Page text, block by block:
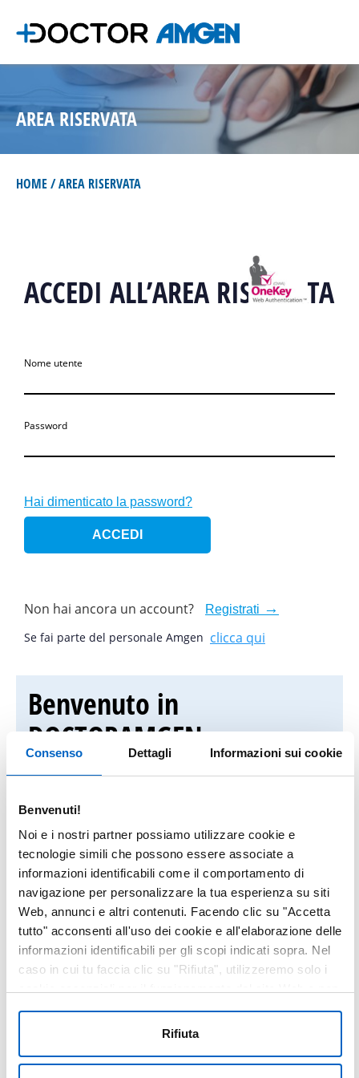
Consenso Dettagli Informazioni sui cookie
Benvenuti!
Noi e i nostri partner possiamo utilizzare cookie e
tecnologie simili che possono essere associate a
informazioni identificabili come il comportamento di
navigazione per personalizzare la tua esperienza su siti
Web, annunci e altri contenuti. Facendo clic su "Accetta
tutto" acconsenti all'uso dei cookie e all'elaborazione delle
informazioni identificabili per gli scopi indicati sopra. Nel
caso in cui tu faccia clic su "Rifiuta", utilizzeremo solo i
sono in grado di ottimizzare e personalizzare il nostro sito
Web. In qualsiasi momento, puoi visualizzare, modificare
cookie" nel piè di pagina di ogni pagina.
Rifiuta
AREA RISERVATA
HOME AREA RISERVATA
ACCEDI ALL’AREA RISERVATA
Nome utente
Password
Non hai ancora un account? Registrati
Hai dimenticato la password?
Se fai parte del personale Amgen clicca qui
Benvenuto in
DOCTORAMGEN
utilizza il servizioOneKey Web
Authentication (OWA)di IQVIA per la
registrazione ed il login.
Se seigià in possesso di un account
OWA, inserisci le tuecredenziali OWA
Se hai problemi durante l’accesso,
scarica la guida alla registrazione e al